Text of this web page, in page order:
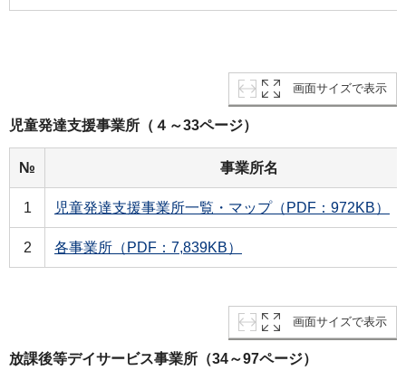
画面サイズで表示
児童発達支援事業所（４～33ページ）
№ 事業所名
1 児童発達支援事業所一覧・マップ（PDF：972KB）
2 各事業所（PDF：7,839KB）
画面サイズで表示
放課後等デイサービス事業所（34～97ページ）